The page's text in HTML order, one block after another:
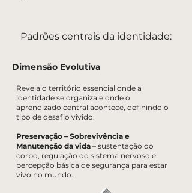
Padrões centrais da identidade:
Dimensão Evolutiva
Revela o território essencial onde a
identidade se organiza e onde o
aprendizado central acontece, definindo o
tipo de desafio vivido.
Preservação – Sobrevivência e
Manutenção da vida – sustentação do
corpo, regulação do sistema nervoso e
percepção básica de segurança para estar
vivo no mundo.